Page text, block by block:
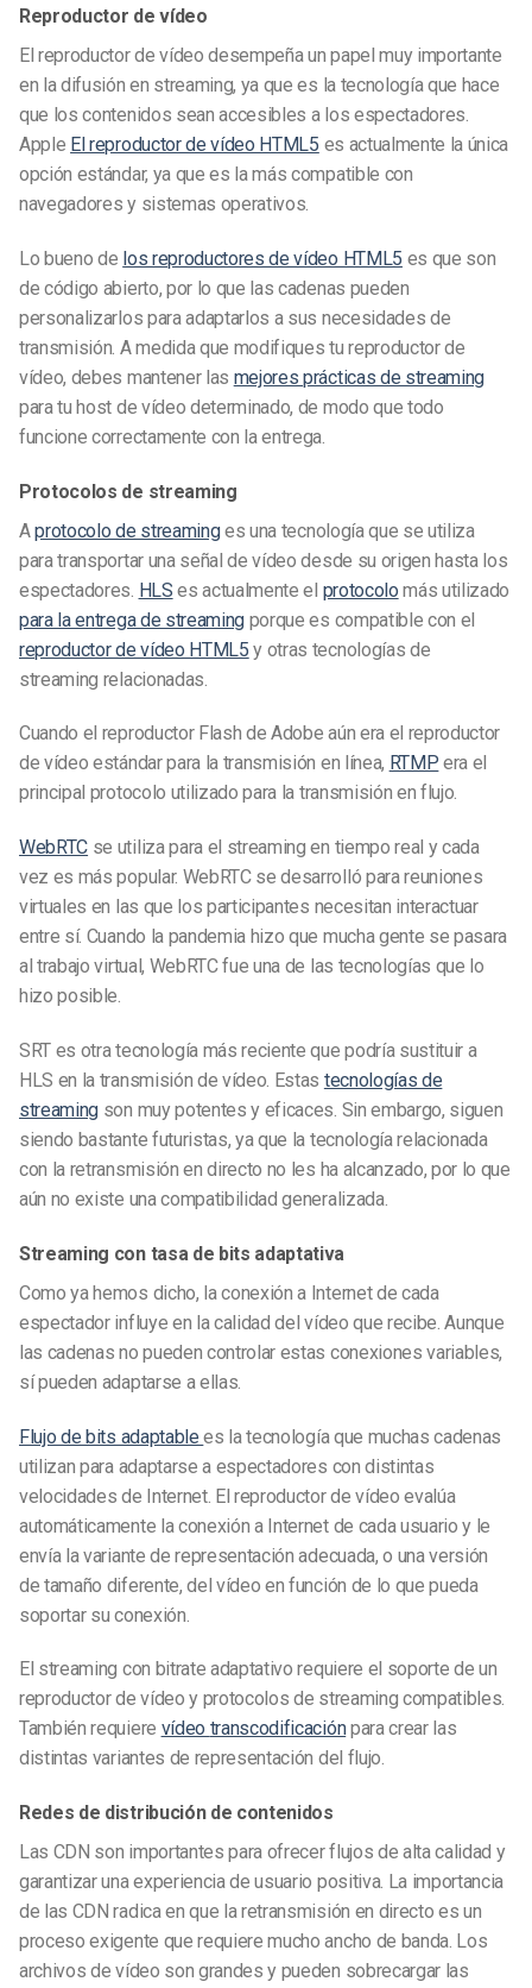
Reproductor de vídeo
El reproductor de vídeo desempeña un papel muy importante
en la difusión en streaming, ya que es la tecnología que hace
que los contenidos sean accesibles a los espectadores.
Apple El reproductor de vídeo HTML5 es actualmente la única
opción estándar, ya que es la más compatible con
navegadores y sistemas operativos.
Lo bueno de los reproductores de vídeo HTML5 es que son
de código abierto, por lo que las cadenas pueden
personalizarlos para adaptarlos a sus necesidades de
transmisión. A medida que modifiques tu reproductor de
vídeo, debes mantener las mejores prácticas de streaming
para tu host de vídeo determinado, de modo que todo
funcione correctamente con la entrega.
Protocolos de streaming
Aprotocolo de streaminges una tecnología que se utiliza
para transportar una señal de vídeo desde su origen hasta los
espectadores. HLS es actualmente el protocolo más utilizado
para la entrega de streaming porque es compatible con el
reproductor de vídeo HTML5 y otras tecnologías de
streaming relacionadas.
Cuando el reproductor Flash de Adobe aún era el reproductor
de vídeo estándar para la transmisión en línea, RTMP era el
principal protocolo utilizado para la transmisión en flujo.
WebRTC se utiliza para el streaming en tiempo real y cada
vez es más popular. WebRTC se desarrolló para reuniones
virtuales en las que los participantes necesitan interactuar
entre sí. Cuando la pandemia hizo que mucha gente se pasara
al trabajo virtual, WebRTC fue una de las tecnologías que lo
hizo posible.
SRT es otra tecnología más reciente que podría sustituir a
HLS en la transmisión de vídeo. Estas tecnologías de
streaming son muy potentes y eficaces. Sin embargo, siguen
siendo bastante futuristas, ya que la tecnología relacionada
con la retransmisión en directo no les ha alcanzado, por lo que
aún no existe una compatibilidad generalizada.
Streaming con tasa de bits adaptativa
Como ya hemos dicho, la conexión a Internet de cada
espectador influye en la calidad del vídeo que recibe. Aunque
las cadenas no pueden controlar estas conexiones variables,
sí pueden adaptarse a ellas.
Flujo de bits adaptablees la tecnología que muchas cadenas
utilizan para adaptarse a espectadores con distintas
velocidades de Internet. El reproductor de vídeo evalúa
automáticamente la conexión a Internet de cada usuario y le
envía la variante de representación adecuada, o una versión
de tamaño diferente, del vídeo en función de lo que pueda
soportar su conexión.
El streaming con bitrate adaptativo requiere el soporte de un
reproductor de vídeo y protocolos de streaming compatibles.
También requiere vídeo transcodificaciónpara crear las
distintas variantes de representación del flujo.
Redes de distribución de contenidos
Las CDN son importantes para ofrecer flujos de alta calidad y
garantizar una experiencia de usuario positiva. La importancia
de las CDN radica en que la retransmisión en directo es un
proceso exigente que requiere mucho ancho de banda. Los
archivos de vídeo son grandes y pueden sobrecargar las